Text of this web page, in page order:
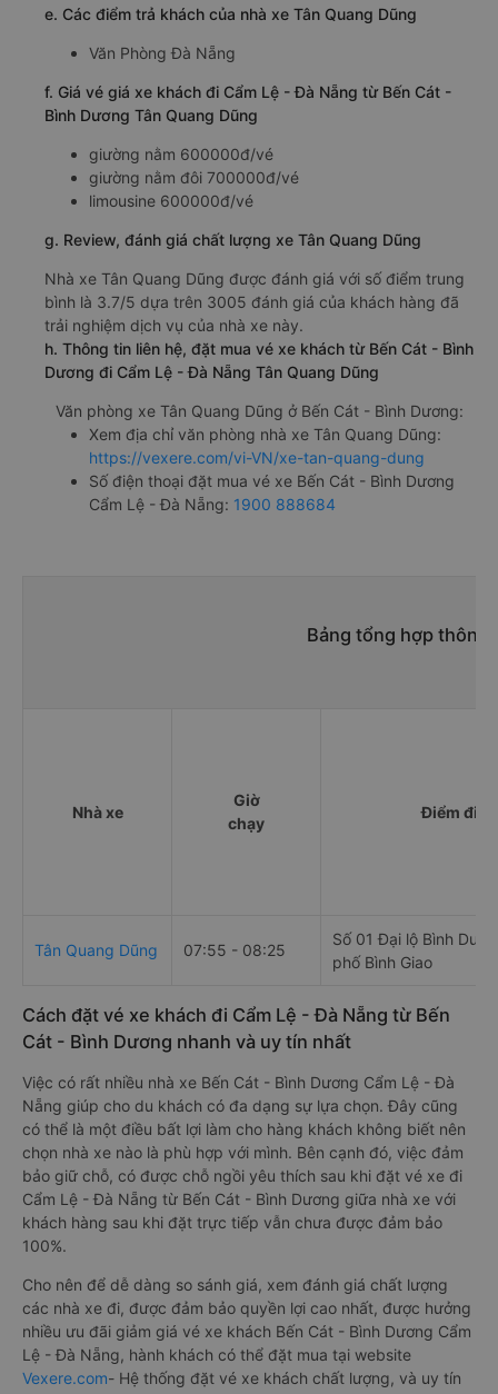
e. Các điểm trả khách của nhà xe Tân Quang Dũng
Văn Phòng Đà Nẵng
f. Giá vé giá xe khách đi Cẩm Lệ - Đà Nẵng từ Bến Cát -
Bình Dương Tân Quang Dũng
giường nằm 600000đ/vé
giường nằm đôi 700000đ/vé
limousine 600000đ/vé
g. Review, đánh giá chất lượng xe Tân Quang Dũng
Nhà xe Tân Quang Dũng được đánh giá với số điểm trung
bình là 3.7/5 dựa trên 3005 đánh giá của khách hàng đã
trải nghiệm dịch vụ của nhà xe này.
h. Thông tin liên hệ, đặt mua vé xe khách từ Bến Cát - Bình
Dương đi Cẩm Lệ - Đà Nẵng Tân Quang Dũng
Văn phòng xe Tân Quang Dũng ở Bến Cát - Bình Dương:
Xem địa chỉ văn phòng nhà xe Tân Quang Dũng:
https://vexere.com/vi-VN/xe-tan-quang-dung
Số điện thoại đặt mua vé xe Bến Cát - Bình Dương
Cẩm Lệ - Đà Nẵng: 1900 888684
Bảng tổng hợp thông
Nhà xe
Giờ
chạy
Điểm đi
Tân Quang Dũng 07:55 - 08:25
Số 01 Đại lộ Bình
phố Bình Giao
Cách đặt vé xe khách đi Cẩm Lệ - Đà Nẵng từ Bến
Cát - Bình Dương nhanh và uy tín nhất
Việc có rất nhiều nhà xe Bến Cát - Bình Dương Cẩm Lệ - Đà
Nẵng giúp cho du khách có đa dạng sự lựa chọn. Đây cũng
có thể là một điều bất lợi làm cho hàng khách không biết nên
chọn nhà xe nào là phù hợp với mình. Bên cạnh đó, việc đảm
bảo giữ chỗ, có được chỗ ngồi yêu thích sau khi đặt vé xe đi
Cẩm Lệ - Đà Nẵng từ Bến Cát - Bình Dương giữa nhà xe với
khách hàng sau khi đặt trực tiếp vẫn chưa được đảm bảo
100%.
Cho nên để dễ dàng so sánh giá, xem đánh giá chất lượng
các nhà xe đi, được đảm bảo quyền lợi cao nhất, được hưởng
nhiều ưu đãi giảm giá vé xe khách Bến Cát - Bình Dương Cẩm
Lệ - Đà Nẵng, hành khách có thể đặt mua tại website
Vexere.com- Hệ thống đặt vé xe khách chất lượng, và uy tín